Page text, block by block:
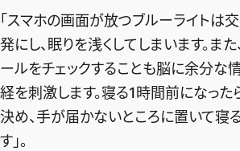
「スマホの画面が放つブルーライトは
発にし、眠りを浅くしてしまいます。ま
ールをチェックすることも脳に余分な
経を刺激します。寝る1時間前になった
決め、手が届かないところに置いて寝
す」。